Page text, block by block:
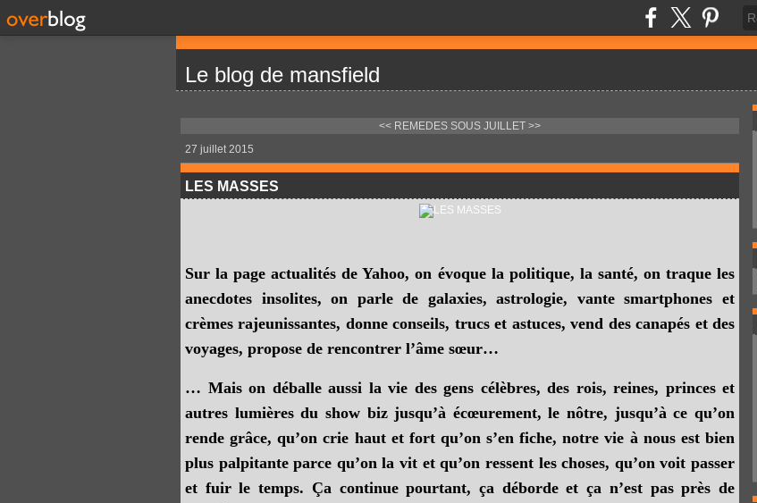
Le blog de mansfield
<< REMEDES SOUS JUILLET >>
27 juillet 2015
LES MASSES
Sur la page actualités de Yahoo, on évoque la politique, la santé, on traque les
anecdotes insolites, on parle de galaxies, astrologie, vante smartphones et
crèmes rajeunissantes, donne conseils, trucs et astuces, vend des canapés et des
voyages, propose de rencontrer l’âme sœur…
… Mais on déballe aussi la vie des gens célèbres, des rois, reines, princes et
autres lumières du show biz jusqu’à écœurement, le nôtre, jusqu’à ce qu’on
rende grâce, qu’on crie haut et fort qu’on s’en fiche, notre vie à nous est bien
plus palpitante parce qu’on la vit et qu’on ressent les choses, qu’on voit passer
et fuir le temps. Ça continue pourtant, ça déborde et ça n’est pas près de